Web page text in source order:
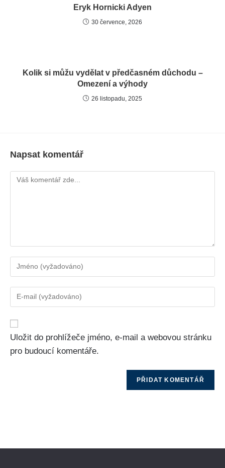
Eryk Hornicki Adyen
30 července, 2026
Kolik si můžu vydělat v předčasném důchodu –
Omezení a výhody
26 listopadu, 2025
Napsat komentář
Uložit do prohlížeče jméno, e-mail a webovou stránku
pro budoucí komentáře.